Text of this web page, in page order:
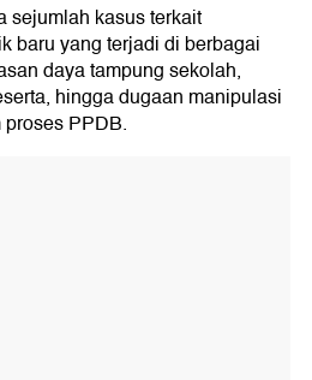
sejumlah kasus terkait
baru yang terjadi di berbagai
daya tampung sekolah,
hingga dugaan manipulasi
PPDB.